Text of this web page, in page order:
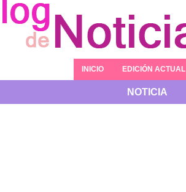
INICIO EDICIÓN ACTUAL
NOTICIA